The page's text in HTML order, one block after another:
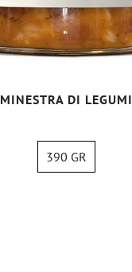
MINESTRA DI LEGUMI
390 GR